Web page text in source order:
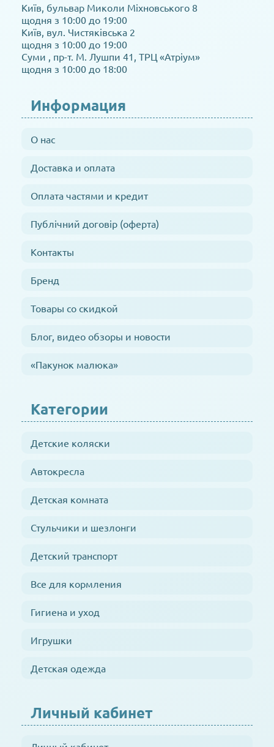
Київ, бульвар Миколи Міхновського 8
щодня з 10:00 до 19:00
Київ, вул. Чистяківська 2
щодня з 10:00 до 19:00
Суми , пр-т. М. Лушпи 41, ТРЦ «Атріум»
щодня з 10:00 до 18:00
Информация
О нас
Доставка и оплата
Оплата частями и кредит
Публічний договір (оферта)
Контакты
Бренд
Товары со скидкой
Блог, видео обзоры и новости
«Пакунок малюка»
Категории
Детские коляски
Автокресла
Детская комната
Стульчики и шезлонги
Детский транспорт
Все для кормления
Гигиена и уход
Игрушки
Детская одежда
Личный кабинет